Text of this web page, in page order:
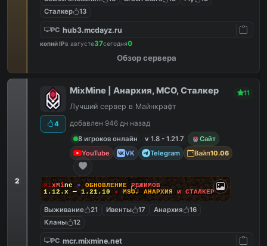
Сталкер
13
PC hub3.mcdayz.ru
копий IPв августе37сегодня0
Обзор сервера
2
4
MixMine | Анархия, МСО, Сталкер 11
Лучший сервер в Майнкрафт
добавлен 946 дн назад
8 игроков онлайн
v 1.8 - 1.21.7
Сайт
YouTube
VK Telegram Вайп10.06
MixMine » ОБНОВЛЕНИЕ РЕЖИМОВ
1.12.x — 1.21.10
● MSO, АНАРХИЯ и СТАЛКЕР
Выживание 21 Ивенты 17 Анархия
16
Кланы
12
PC mcr.mixmine.net